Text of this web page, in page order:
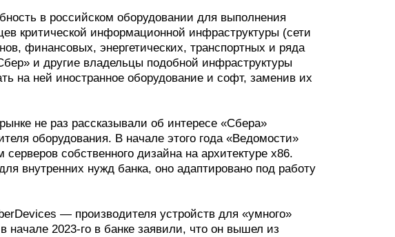
в российском оборудовании для выполнения
критической информационной инфраструктуры (сети
финансовых, энергетических, транспортных и ряда
и другие владельцы подобной инфраструктуры
на ней иностранное оборудование и софт, заменив их
не раз рассказывали об интересе «Сбера»
оборудования. В начале этого года «Ведомости»
собственного дизайна на архитектуре x86.
внутренних нужд банка, оно адаптировано под работу
— производителя устройств для «умного»
начале 2023-го в банке заявили, что он вышел из